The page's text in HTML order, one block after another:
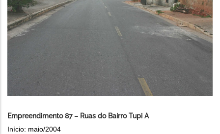
Empreendimento 87 – Ruas do Bairro Tupi A
Início: maio/2004